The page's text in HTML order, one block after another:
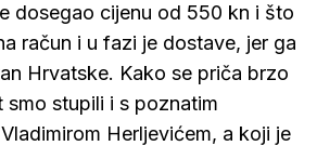
dosegao cijenu od 550 kn i što
račun i u fazi je dostave, jer ga
Hrvatske. Kako se priča brzo
stupili i s poznatim
Herljevićem, a koji je